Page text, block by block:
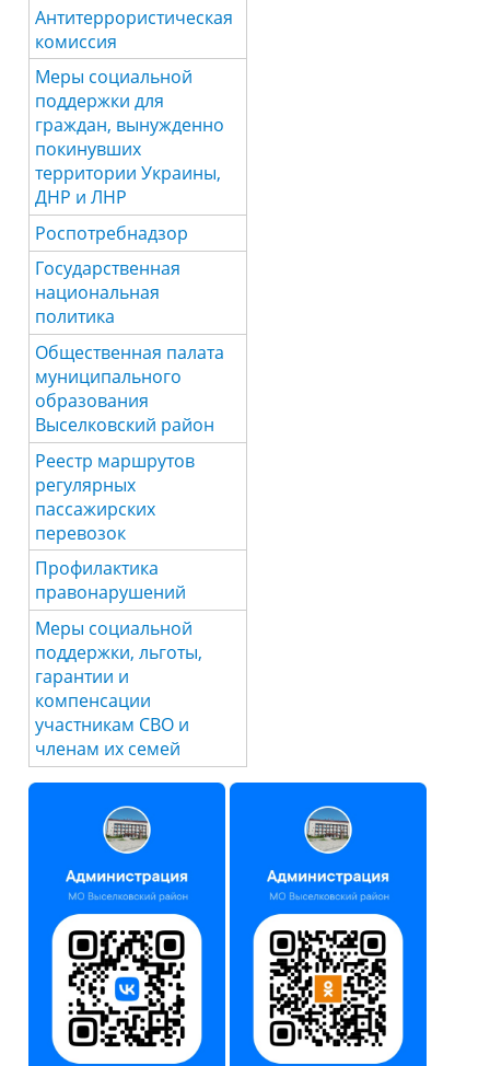
Антитеррористическая
комиссия
Меры социальной
поддержки для
граждан, вынужденно
покинувших
территории Украины,
ДНР и ЛНР
Роспотребнадзор
Государственная
национальная
политика
Общественная палата
муниципального
образования
Выселковский район
Реестр маршрутов
регулярных
пассажирских
перевозок
Профилактика
правонарушений
Меры социальной
поддержки, льготы,
гарантии и
компенсации
участникам СВО и
членам их семей